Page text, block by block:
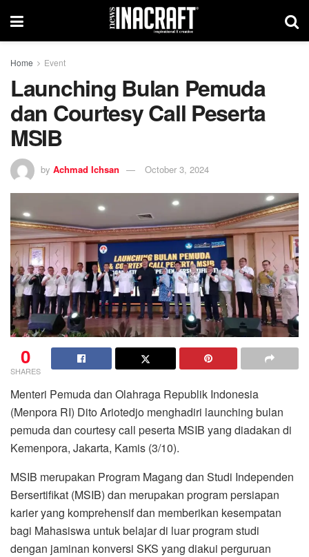
Home Event
Launching Bulan Pemuda
dan Courtesy Call Peserta
MSIB
by Achmad Ichsan October 3, 2024
0
SHARES
Menteri Pemuda dan Olahraga Republik Indonesia
(Menpora RI) Dito Ariotedjo menghadiri launching bulan
pemuda dan courtesy call peserta MSIB yang diadakan di
Kemenpora, Jakarta, Kamis (3/10).
MSIB merupakan Program Magang dan Studi Independen
Bersertifikat (MSIB) dan merupakan program persiapan
karier yang komprehensif dan memberikan kesempatan
bagi Mahasiswa untuk belajar di luar program studi
dengan jaminan konversi SKS yang diakui perguruan